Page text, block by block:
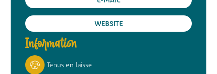
WEBSITE
Information
Tenus en laisse